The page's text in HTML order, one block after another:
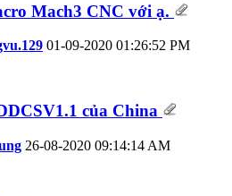
Mach3 CNC với ạ.
01-09-2020 01:26:52 PM
của China
26-08-2020 09:14:14 AM